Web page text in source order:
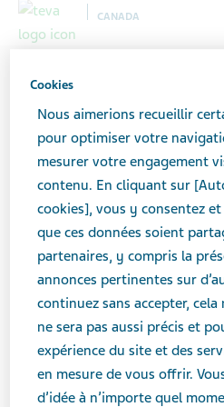
CANADA
Collaborer afin
la santé des
Collaborez avec nous
Notre entreprise a une
collaboration avec d’autres
de partager des compétences
des capacités commerciales.
sommes en mesure
Cookies
Nous aimerions recueillir
pour optimiser votre
mesurer votre engagement
contenu. En cliquant sur
cookies], vous y consentez
que ces données soient
partenaires, y compris la
annonces pertinentes sur
continuez sans accepter,
ne sera pas aussi précis et
expérience du site et des
en mesure de vous offrir.
d’idée à n’importe quel